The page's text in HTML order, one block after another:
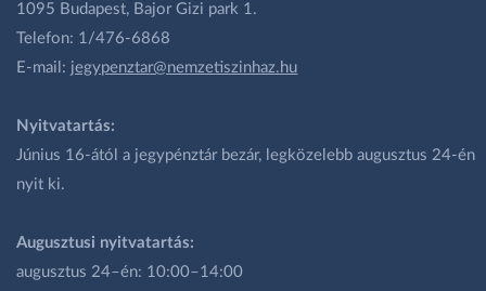
1095 Budapest, Bajor Gizi park 1.
Telefon: 1/476-6868
E-mail: jegypenztar@nemzetiszinhaz.hu
Nyitvatartás:
Június 16-ától a jegypénztár bezár, legközelebb augusztus 24-én
nyit ki.
Augusztusi nyitvatartás:
augusztus 24–én: 10:00–14:00